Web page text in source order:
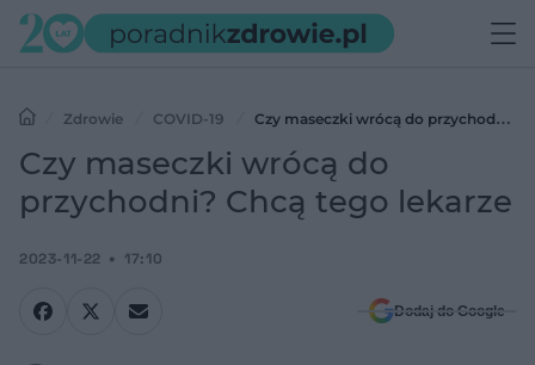
Zdrowie COVID-19
Czy maseczki wrócą do przychodni?
Chcą tego lekarze
Czy maseczki wrócą do
przychodni? Chcą tego lekarze
2023-11-22 17:10
Dodaj do Google